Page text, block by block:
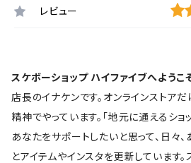
レビュー
スケボーショップ ハイファイブへようこそ
店長のイナケンです。オンラインストア
精神でやっています。「地元に通えるショ
あなたをサポートしたいと思って、日々
とアイテムやインスタを更新しています